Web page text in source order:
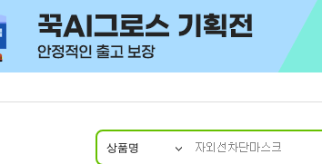
상품명